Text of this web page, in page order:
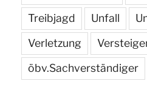
Treibjagd
Unfall
Verletzung
öbv.Sachverständiger